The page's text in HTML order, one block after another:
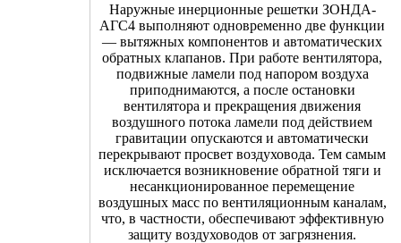
Наружные инерционные решетки ЗОНДА-
АГС4 выполняют одновременно две функции
— вытяжных компонентов и автоматических
обратных клапанов. При работе вентилятора,
подвижные ламели под напором воздуха
приподнимаются, а после остановки
вентилятора и прекращения движения
воздушного потока ламели под действием
гравитации опускаются и автоматически
перекрывают просвет воздуховода. Тем самым
исключается возникновение обратной тяги и
несанкционированное перемещение
воздушных масс по вентиляционным каналам,
что, в частности, обеспечивают эффективную
защиту воздуховодов от загрязнения.